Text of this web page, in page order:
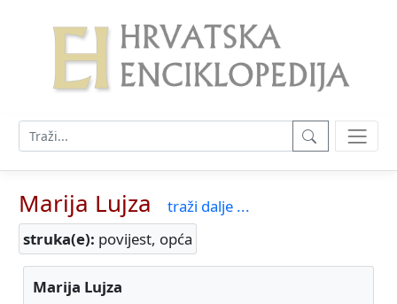
Marija Lujza
traži dalje ...
struka(e): povijest, opća
Marija Lujza